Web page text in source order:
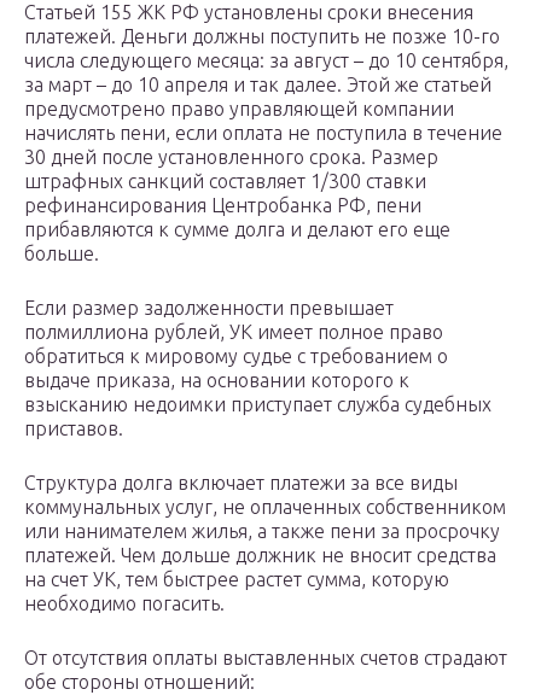
Статьей 155 ЖК РФ установлены сроки внесения
платежей. Деньги должны поступить не позже 10-го
числа следующего месяца: за август – до 10 сентября,
за март – до 10 апреля и так далее. Этой же статьей
предусмотрено право управляющей компании
начислять пени, если оплата не поступила в течение
30 дней после установленного срока. Размер
штрафных санкций составляет 1/300 ставки
рефинансирования Центробанка РФ, пени
прибавляются к сумме долга и делают его еще
больше.
Если размер задолженности превышает
полмиллиона рублей, УК имеет полное право
обратиться к мировому судье с требованием о
выдаче приказа, на основании которого к
взысканию недоимки приступает служба судебных
приставов.
Структура долга включает платежи за все виды
коммунальных услуг, не оплаченных собственником
или нанимателем жилья, а также пени за просрочку
платежей. Чем дольше должник не вносит средства
на счет УК, тем быстрее растет сумма, которую
необходимо погасить.
От отсутствия оплаты выставленных счетов страдают
обе стороны отношений: